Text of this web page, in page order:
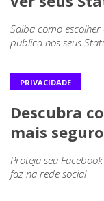
Saiba como
publica nos seus
PRIVACIDADE
Descubra
mais seguro
Proteja seu
faz na rede social